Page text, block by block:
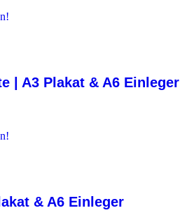
| A3 Plakat & A6 Einleger
& A6 Einleger